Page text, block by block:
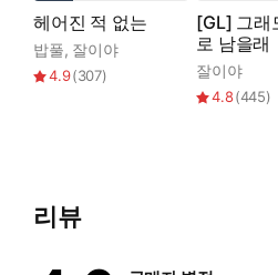
단 한 번의 가이딩.
그것은 이제껏 느껴본 적 없는,
“가만히 있어야 빨리 끝나.”
헤어진 적 없는
밥풀, 잘이야
4.9(307)
[GL] 그래
로 남을래
잘이야
4.8(445)
리뷰